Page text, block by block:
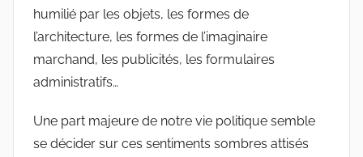
humilié par les objets, les formes de
l’architecture, les formes de l’imaginaire
marchand, les publicités, les formulaires
administratifs…
Une part majeure de notre vie politique semble
se décider sur ces sentiments sombres attisés